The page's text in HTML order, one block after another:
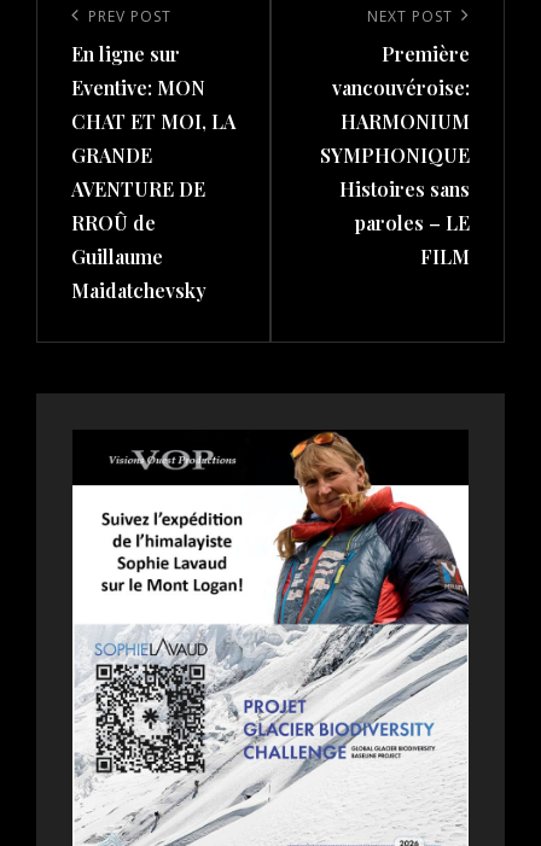
navigation
Previous
Post
PREV POST
En ligne sur
Eventive: MON
CHAT ET MOI, LA
GRANDE
AVENTURE DE
RROÛ de
Guillaume
Maidatchevsky
NEXT POST
Première
vancouvéroise:
HARMONIUM
SYMPHONIQUE
Histoires sans
paroles – LE
FILM